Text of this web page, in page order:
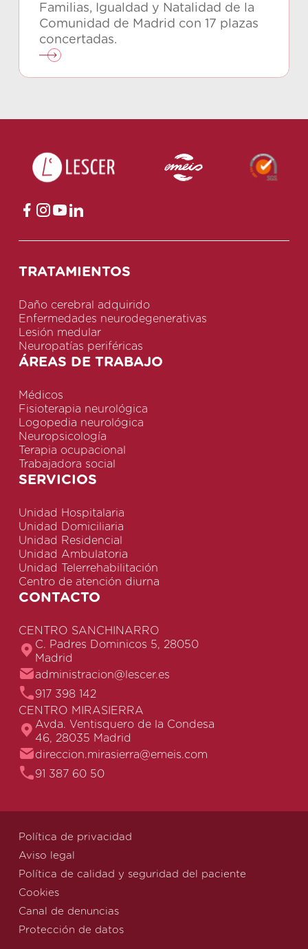
Familias, Igualdad y Natalidad de la
Comunidad de Madrid con 17 plazas
concertadas.
TRATAMIENTOS
Daño cerebral adquirido
Enfermedades neurodegenerativas
Lesión medular
Neuropatías periféricas
ÁREAS DE TRABAJO
Médicos
Fisioterapia neurológica
Logopedia neurológica
Neuropsicología
Terapia ocupacional
Trabajadora social
SERVICIOS
Unidad Hospitalaria
Unidad Domiciliaria
Unidad Residencial
Unidad Ambulatoria
Unidad Telerrehabilitación
Centro de atención diurna
CONTACTO
CENTRO SANCHINARRO
C. Padres Dominicos 5, 28050
Madrid
administracion@lescer.es
917 398 142
CENTRO MIRASIERRA
Avda. Ventisquero de la Condesa
46, 28035 Madrid
direccion.mirasierra@emeis.com
91 387 60 50
Política de privacidad
Aviso legal
Política de calidad y seguridad del paciente
Cookies
Canal de denuncias
Protección de datos